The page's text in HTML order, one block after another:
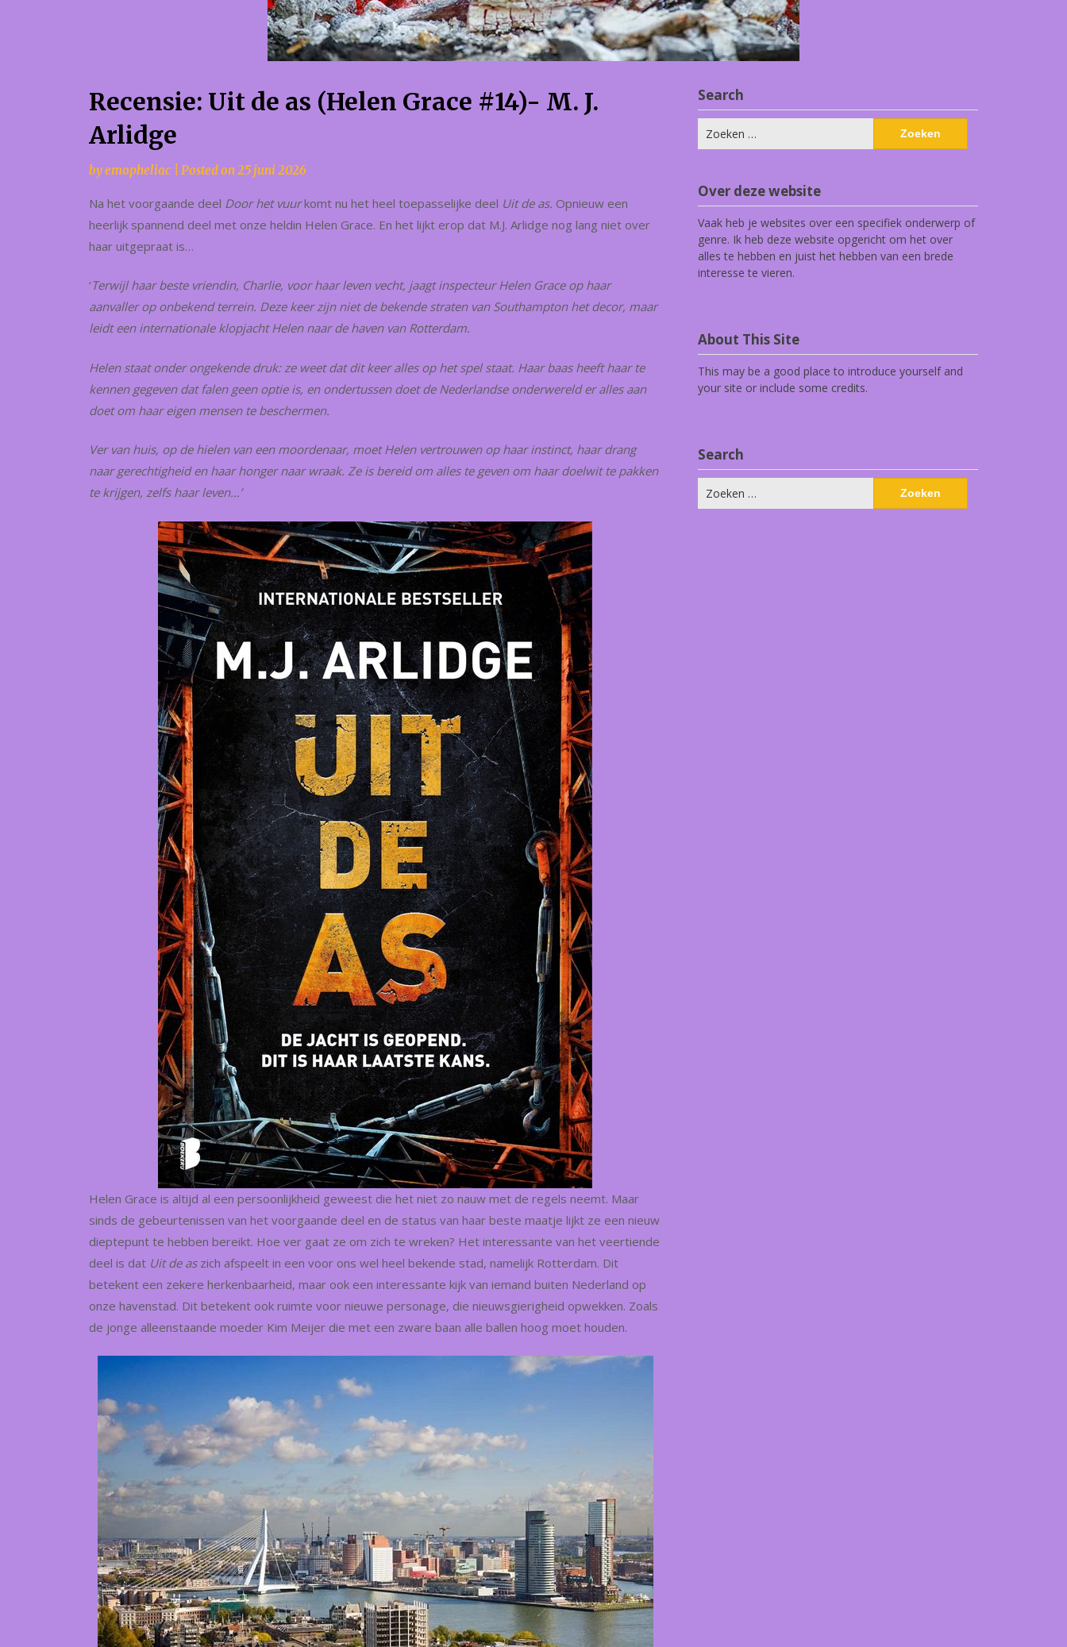
Recensie: Uit de as (Helen Grace #14)- M. J.
Arlidge
byemopheliac Posted on25 juni 2026
Na het voorgaande deel Door het vuurkomt nu het heel toepasselijke deel Uit de as. Opnieuw een
heerlijk spannend deel met onze heldin Helen Grace. En het lijkt erop dat M.J. Arlidge nog lang niet over
haar uitgepraat is…
‘Terwijl haar beste vriendin, Charlie, voor haar leven vecht, jaagt inspecteur Helen Grace op haar
aanvaller op onbekend terrein. Deze keer zijn niet de bekende straten van Southampton het decor, maar
leidt een internationale klopjacht Helen naar de haven van Rotterdam.
Helen staat onder ongekende druk: ze weet dat dit keer alles op het spel staat. Haar baas heeft haar te
kennen gegeven dat falen geen optie is, en ondertussen doet de Nederlandse onderwereld er alles aan
doet om haar eigen mensen te beschermen.
Ver van huis, op de hielen van een moordenaar, moet Helen vertrouwen op haar instinct, haar drang
naar gerechtigheid en haar honger naar wraak. Ze is bereid om alles te geven om haar doelwit te pakken
te krijgen, zelfs haar leven…’
Helen Grace is altijd al een persoonlijkheid geweest die het niet zo nauw met de regels neemt. Maar
sinds de gebeurtenissen van het voorgaande deel en de status van haar beste maatje lijkt ze een nieuw
dieptepunt te hebben bereikt. Hoe ver gaat ze om zich te wreken? Het interessante van het veertiende
deel is dat Uit de as zich afspeelt in een voor ons wel heel bekende stad, namelijk Rotterdam. Dit
betekent een zekere herkenbaarheid, maar ook een interessante kijk van iemand buiten Nederland op
onze havenstad. Dit betekent ook ruimte voor nieuwe personage, die nieuwsgierigheid opwekken. Zoals
de jonge alleenstaande moeder Kim Meijer die met een zware baan alle ballen hoog moet houden.
Search
naar:
Over deze website
Vaak heb je websites over een specifiek onderwerp of
genre. Ik heb deze website opgericht om het over
alles te hebben en juist het hebben van een brede
interesse te vieren.
About This Site
This may be a good place to introduce yourself and
your site or include some credits.
Search
naar: